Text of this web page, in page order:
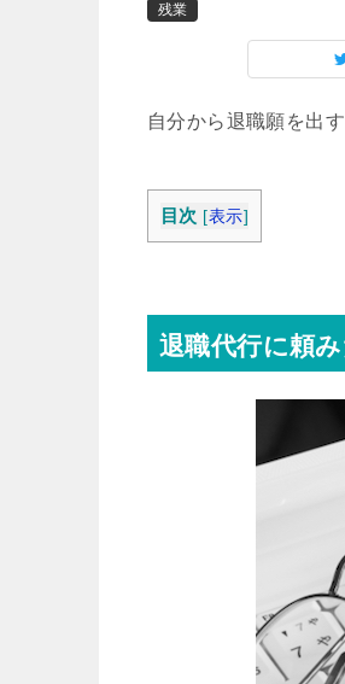
残業
自分から退職願を出
目次 [表示]
退職代行に頼